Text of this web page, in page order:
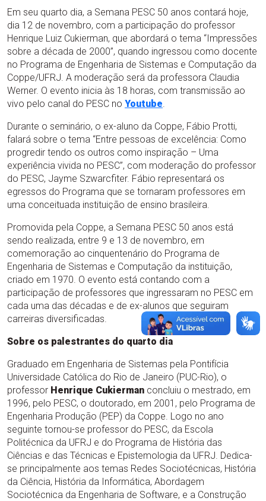
Em seu quarto dia, a Semana PESC 50 anos contará hoje,
dia 12 de novembro, com a participação do professor
Henrique Luiz Cukierman, que abordará o tema “Impressões
sobre a década de 2000”, quando ingressou como docente
no Programa de Engenharia de Sistemas e Computação da
Coppe/UFRJ. A moderação será da professora Claudia
Werner. O evento inicia às 18 horas, com transmissão ao
vivo pelo canal do PESC no Youtube.
Durante o seminário, o ex-aluno da Coppe, Fábio Protti,
falará sobre o tema “Entre pessoas de excelência: Como
progredir tendo os outros como inspiração – Uma
experiência vivida no PESC”, com moderação do professor
do PESC, Jayme Szwarcfiter. Fábio representará os
egressos do Programa que se tornaram professores em
uma conceituada instituição de ensino brasileira.
Promovida pela Coppe, a Semana PESC 50 anos está
sendo realizada, entre 9 e 13 de novembro, em
comemoração ao cinquentenário do Programa de
Engenharia de Sistemas e Computação da instituição,
criado em 1970. O evento está contando com a
participação de professores que ingressaram no PESC em
cada uma das décadas e de ex-alunos que seguiram
carreiras diversificadas.
Sobre os palestrantes do quarto dia
Graduado em Engenharia de Sistemas pela Pontifícia
Universidade Católica do Rio de Janeiro (PUC-Rio), o
professor Henrique Cukierman concluiu o mestrado, em
1996, pelo PESC, o doutorado, em 2001, pelo Programa de
Engenharia Produção (PEP) da Coppe. Logo no ano
seguinte tornou-se professor do PESC, da Escola
Politécnica da UFRJ e do Programa de História das
Ciências e das Técnicas e Epistemologia da UFRJ. Dedica-
se principalmente aos temas Redes Sociotécnicas, História
da Ciência, História da Informática, Abordagem
Sociotécnica da Engenharia de Software, e a Construção